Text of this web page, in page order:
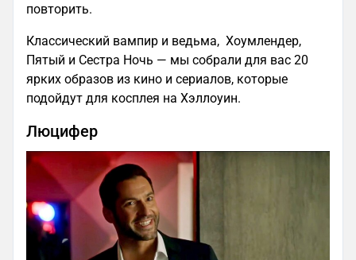
повторить.
Классический вампир и ведьма, Хоумлендер,
Пятый и Сестра Ночь — мы собрали для вас 20
ярких образов из кино и сериалов, которые
подойдут для косплея на Хэллоуин.
Люцифер